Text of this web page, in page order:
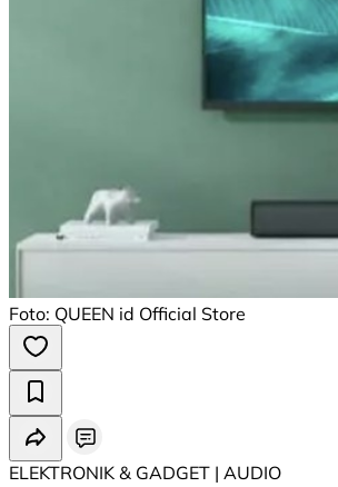
Foto: QUEEN id Official Store
ELEKTRONIK & GADGET | AUDIO